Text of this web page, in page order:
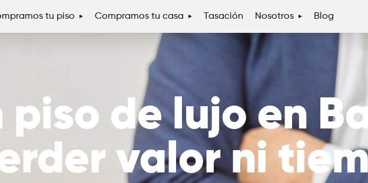
tu piso Compramos tu casa Tasación Nosotros Blog
piso de lujo en
valor ni